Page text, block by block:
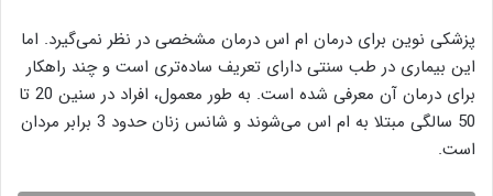
پزشکی نوین برای درمان ام اس درمان مشخصی در نظر نمی‌گیرد. اما
این بیماری در طب سنتی دارای تعریف ساده‌تری است و چند راهکار
برای درمان آن معرفی شده است. به طور معمول، افراد در سنین 20 تا
50 سالگی مبتلا به ام اس می‌شوند و شانس زنان حدود 3 برابر مردان
است.